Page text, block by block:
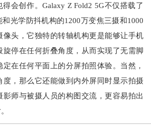
会创作。Galaxy Z Fold2 5G不仅搭载了
光学防抖机构的1200万变焦三摄和1000
像头，它独特的转轴机构更是能够让手机
旋停在任何折叠角度，从而实现了无需脚
在任何平面上的分屏拍照体验。当然，
度，那么它还能做到内外屏同时显示拍摄
影师与被摄人员的构图交流，更容易拍出